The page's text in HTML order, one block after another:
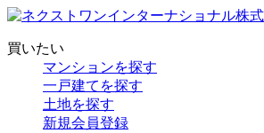
買いたい
マンションを探す
一戸建てを探す
土地を探す
新規会員登録